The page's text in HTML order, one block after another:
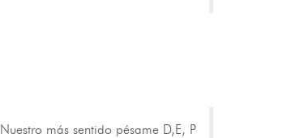
Nuestro más sentido pésame D,E, P